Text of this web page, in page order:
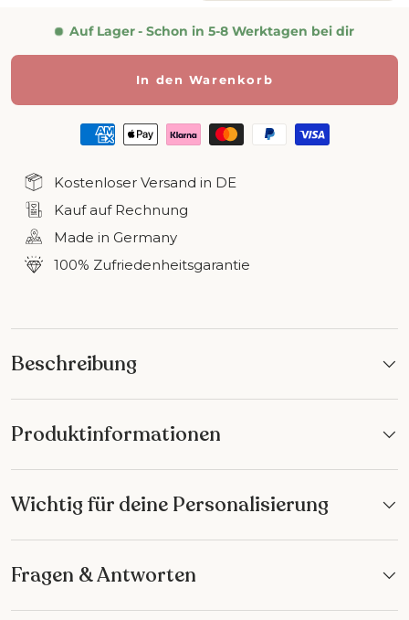
Auf Lager- Schon in 5-8 Werktagen bei dir
In den Warenkorb
Kostenloser Versand in DE
Kauf auf Rechnung
Made in Germany
100% Zufriedenheitsgarantie
Beschreibung
Produktinformationen
Wichtig für deine Personalisierung
Fragen & Antworten